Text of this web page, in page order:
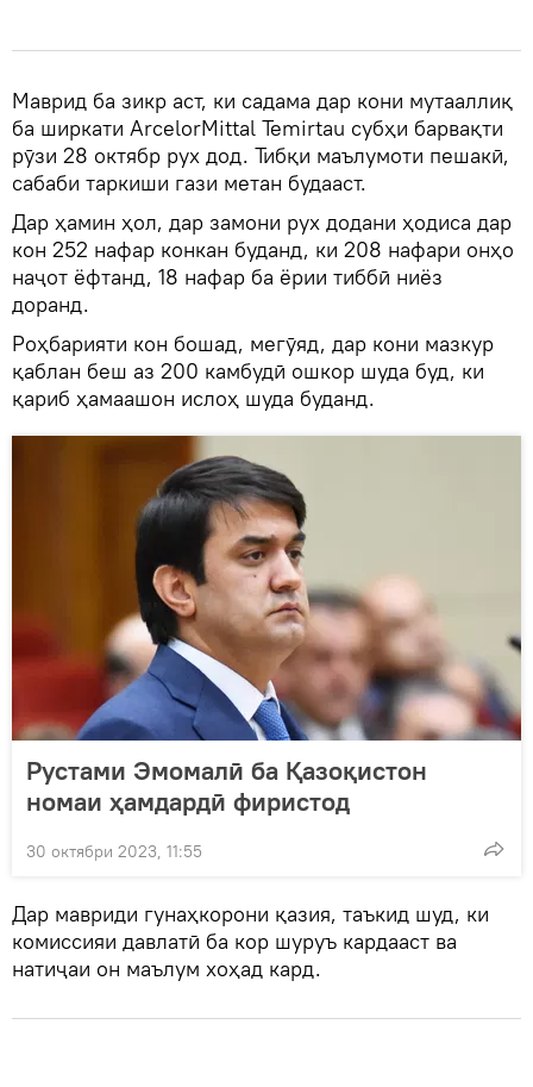
Маврид ба зикр аст, ки садама дар кони мутааллиқ
ба ширкати ArcelorMittal Temirtau субҳи барвақти
рӯзи 28 октябр рух дод. Тибқи маълумоти пешакӣ,
сабаби таркиши гази метан будааст.
Дар ҳамин ҳол, дар замони рух додани ҳодиса дар
кон 252 нафар конкан буданд, ки 208 нафари онҳо
наҷот ёфтанд, 18 нафар ба ёрии тиббӣ ниёз
доранд.
Роҳбарияти кон бошад, мегӯяд, дар кони мазкур
қаблан беш аз 200 камбудӣ ошкор шуда буд, ки
қариб ҳамаашон ислоҳ шуда буданд.
Рустами Эмомалӣ ба Қазоқистон
номаи ҳамдардӣ фиристод
30 октябри 2023, 11:55
Дар мавриди гунаҳкорони қазия, таъкид шуд, ки
комиссияи давлатӣ ба кор шуруъ кардааст ва
натиҷаи он маълум хоҳад кард.